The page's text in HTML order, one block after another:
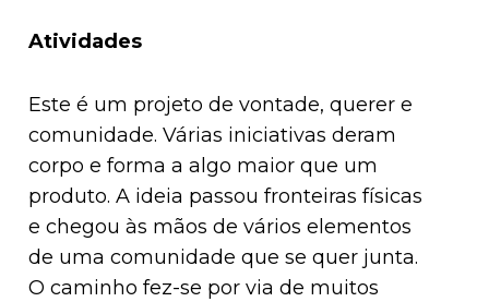
Atividades
Este é um projeto de vontade, querer e
comunidade. Várias iniciativas deram
corpo e forma a algo maior que um
produto. A ideia passou fronteiras físicas
e chegou às mãos de vários elementos
de uma comunidade que se quer junta.
O caminho fez-se por via de muitos